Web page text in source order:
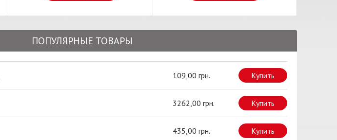
ПОПУЛЯРНЫЕ ТОВАРЫ
109,00 грн. Купить
3262,00 грн. Купить
435,00 грн. Купить